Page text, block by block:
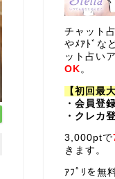
チャット
やﾒｱﾄﾞな
ット占い
OK 。
【初回最
・会員登
・クレカ
3,000ptで
きます。
ｱﾌﾟﾘを無